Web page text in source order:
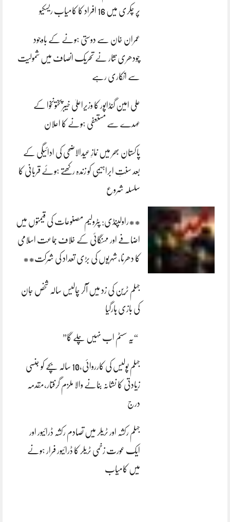
پر چکری میں 16 افراد کا کامیاب ریسکیو
عمران خان سے دوستی ہونے کے باوجود
چودھری نثار نے تحریک انصاف میں شمولیت
سے انکاری رہے
علی امین گنڈاپور کا وزیراعلیٰ خیبرپختونخوا کے
عہدے سے مستعفی ہونے کا اعلان
پاکستان بھر میں نمازِ عیدالاضحی کی ادائیگی کے
بعد سنتِ ابراہیمی کو زندہ رکھتے ہوئے قربانی کا
سلسلہ شروع
**راولپنڈی: پٹرولیم مصنوعات کی قیمتوں میں
اضافے اور مہنگائی کے خلاف جماعت اسلامی
کا دھرنا، شہریوں کی بڑی تعداد کی شرکت**
جہلم ٹرین کی زد میں آکر چالیس سالہ شخص جان
کی بازی ہارگیا
“یہ سسٹم اب نہیں چلے گا”
جہلم پولیس کی کارروائی،10 سالہ بچے کو جنسی
زیادتی کا نشانہ بنانے والا ملزم گرفتار،مقدمہ
درج
جہلم رکشہ اور ٹریلر میں تصادم رکشہ ڈرائیور اور
ایک عورت زخمی ٹریلر کا ڈرائیور فرار ہونے
میں کامیاب